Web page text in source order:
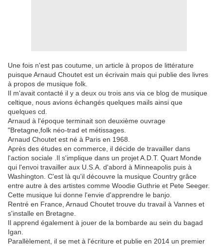
Une fois n'est pas coutume, un article à propos de littérature
puisque Arnaud Choutet est un écrivain mais qui publie des livres
à propos de musique folk.
Il m'avait contacté il y a deux ou trois ans via ce blog de musique
celtique, nous avions échangés quelques mails ainsi que
quelques cd.
Arnaud à l'époque terminait son deuxième ouvrage
"Bretagne,folk néo-trad et métissages.
Arnaud Choutet est né à Paris en 1968.
Après des études en commerce, il décide de travailler dans
l'action sociale .Il s'implique dans un projet A.D.T. Quart Monde
qui l'envoi travailler aux U.S.A. d'abord à Minneapolis puis à
Washington. C'est là qu'il découvre la musique Country grâce
entre autre à des artistes comme Woodie Guthrie et Pete Seeger.
Cette musique lui donne l'envie d'apprendre le banjo.
Rentré en France, Arnaud Choutet trouve du travail à Vannes et
s'installe en Bretagne.
Il apprend également à jouer de la bombarde au sein du bagad
Igan.
Parallèlement, il se met à l'écriture et publie en 2014 un premier